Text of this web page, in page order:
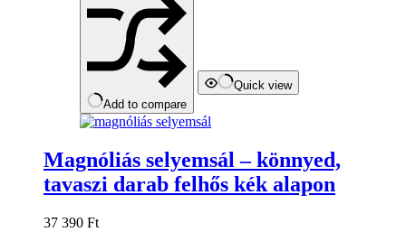
Add to compare
Quick view
Magnóliás selyemsál – könnyed,
tavaszi darab felhős kék alapon
37 390 Ft